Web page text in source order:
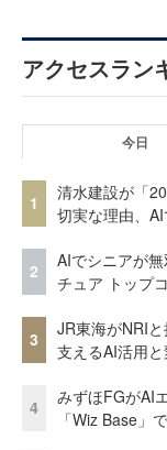
アクセスラン
今日
1
清水建設が「
切実な理由、
2
AIでシニアが
チュア トップ
3
JR東海がNRI
支えるAI活用
4
みずほFGがAI
「Wiz Base」